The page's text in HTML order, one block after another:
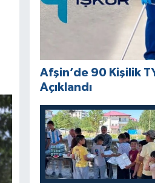
Afşin’de 90 Kişilik
Açıklandı